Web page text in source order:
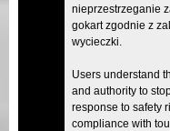
nieprzestrzeganie
gokart zgodnie z
wycieczki.
Users understand
and authority to
response to safety
compliance with